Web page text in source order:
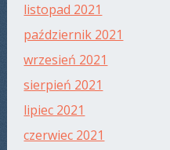
listopad 2021
październik 2021
wrzesień 2021
sierpień 2021
lipiec 2021
czerwiec 2021